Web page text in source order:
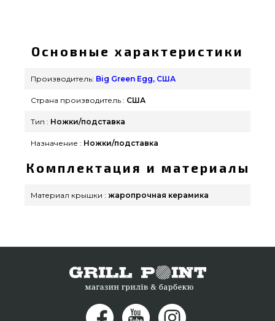
Big Green Egg, США по оправданной цене всего
17 900 грн. в интернет магазине грилей GrillPoint.
Посмотрите и закажите также Комплектующие
Наберите нашим экспертам на любой номер
(044) 334-76-95 и мы поможем найти
покупателям городов: Луцк, Ровно, Сумы
Основные характеристики
Производитель: Big Green Egg, США
Страна производитель : США
Тип : Ножки/подставка
Назначение : Ножки/подставка
Комплектация и материалы
Материал крышки : жаропрочная керамика